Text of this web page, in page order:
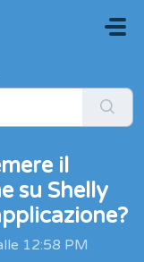
il
su Shelly
12:58 PM